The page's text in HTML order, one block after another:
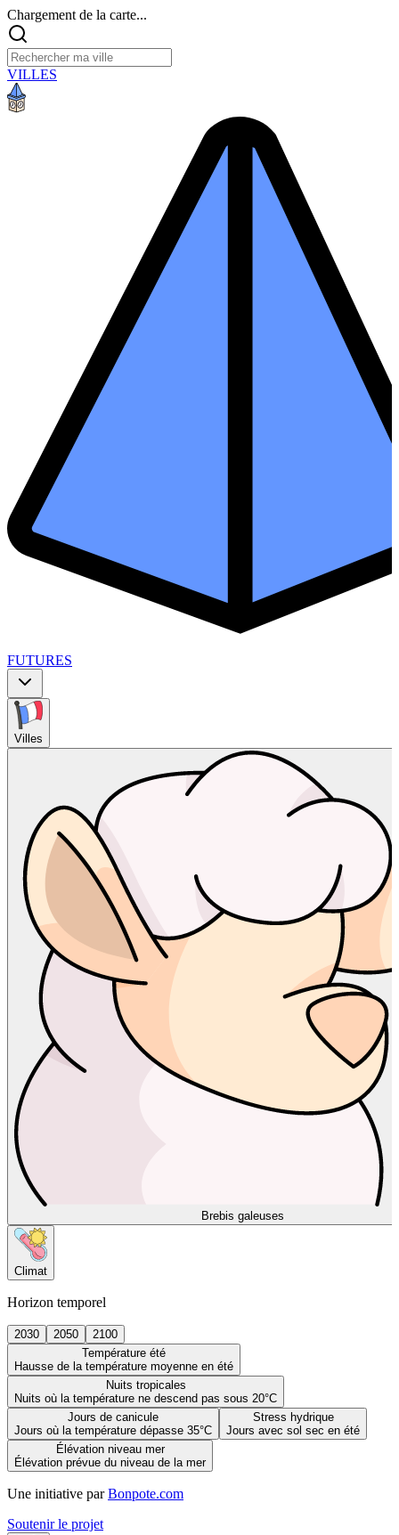
Chargement de la carte...
VILLES
FUTURES
Villes
Brebis galeuses
Climat
Horizon temporel
2030 2050
2100
Température été
Hausse de la température moyenne en été
Nuits tropicales
Nuits où la température ne descend pas sous 20°C
Jours de canicule
Jours où la température dépasse 35°C
Stress hydrique
Jours avec sol sec en été
Élévation niveau mer
Élévation prévue du niveau de la mer
Une initiative par Bonpote.com
Soutenir le projet